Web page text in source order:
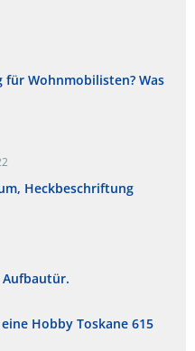
Wohnmobilisten? Was
Heckbeschriftung
Aufbautür.
Hobby Toskane 615